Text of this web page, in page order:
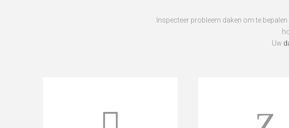
Inspecteer probleem daken om te
Uw